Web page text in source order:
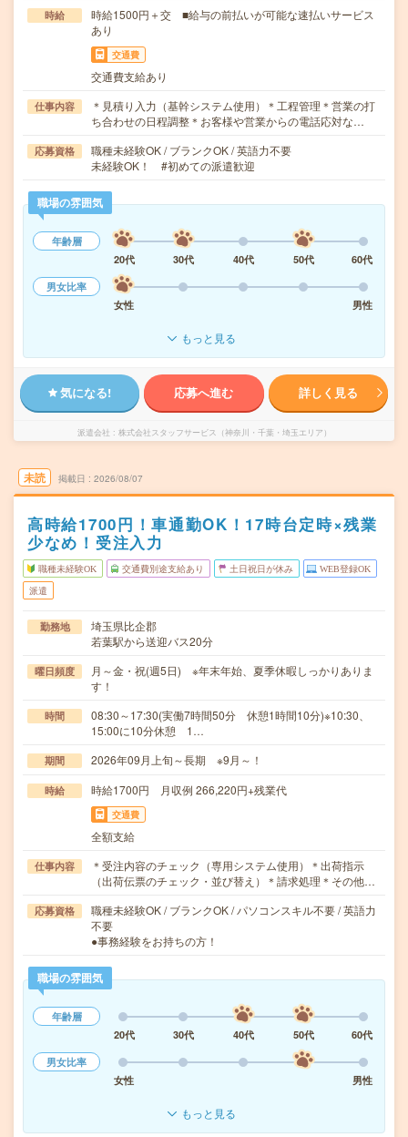
時給
時給1500円＋交 ■給与の前払いが可能な速払いサービス
あり
交通費
交通費支給あり
仕事内容
＊見積り入力（基幹システム使用）＊工程管理＊営業の打
ち合わせの日程調整＊お客様や営業からの電話応対な…
応募資格
職種未経験OK / ブランクOK / 英語力不要
未経験OK！ #初めての派遣歓迎
職場の雰囲気
年齢層
20代
30代 40代 50代
60代
男女比率
女性
男性
もっと見る
気になる! 応募へ進む 詳しく見る
派遣会社 株式会社スタッフサービス（神奈川・千葉・埼玉エリア）
未読 掲載日 2026/08/07
高時給1700円！車通勤OK！17時台定時×残業
少なめ！受注入力
職種未経験OK 交通費別途支給あり 土日祝日が休み WEB登録OK
派遣
勤務地
埼玉県比企郡
若葉駅から送迎バス20分
曜日頻度
月～金・祝(週5日) ※年末年始、夏季休暇しっかりありま
す！
時間
08:30～17:30(実働7時間50分 休憩1時間10分)※10:30、
15:00に10分休憩 1…
期間 2026年09月上旬～長期 ※9月～！
時給 時給1700円 月収例 266,220円+残業代
交通費
全額支給
仕事内容
＊受注内容のチェック（専用システム使用）＊出荷指示
（出荷伝票のチェック・並び替え）＊請求処理＊その他…
応募資格
職種未経験OK / ブランクOK / パソコンスキル不要 / 英語力
不要
●事務経験をお持ちの方！
職場の雰囲気
年齢層
20代
30代 40代 50代
60代
男女比率
女性
男性
もっと見る